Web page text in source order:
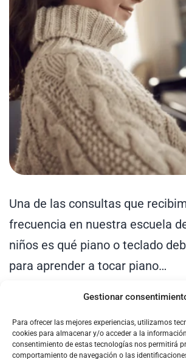
Gestionar
Para ofrecer las mejores experiencias, utilizamos
cookies para almacenar y/o acceder a la
consentimiento de estas tecnologías nos permitirá
comportamiento de navegación o las
Una de las consultas que
frecuencia en nuestra escuela
niños es qué piano o teclado
para aprender a tocar piano…